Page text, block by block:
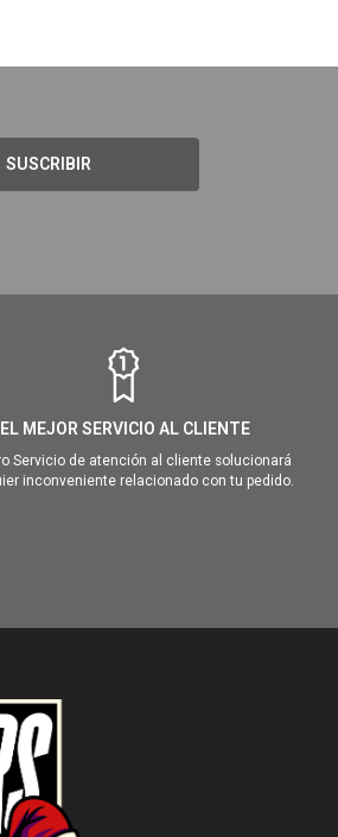
SUSCRIBIR
EL MEJOR SERVICIO AL CLIENTE
Servicio de atención al cliente solucionará
inconveniente relacionado con tu pedido.